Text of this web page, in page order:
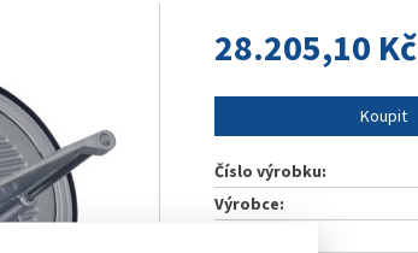
28.205,10 Kč
Koupit
Číslo výrobku:
Výrobce: